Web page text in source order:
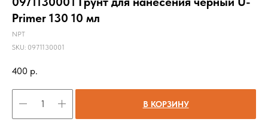
Primer 130 10 мл
NPT
SKU: 0971130001
400 р.
В КОРЗИНУ